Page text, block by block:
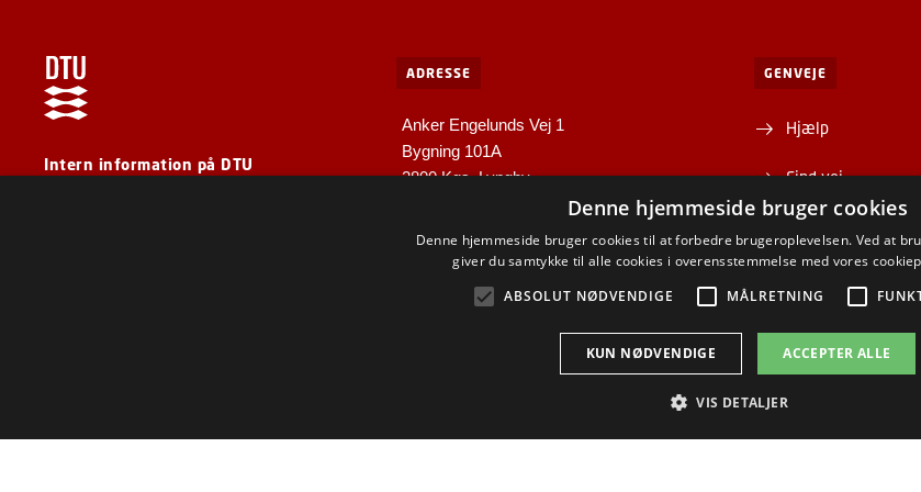
Intern information på DTU
ADRESSE
Anker Engelunds Vej 1
Bygning 101A
2800 Kgs. Lyngby
GENVEJE
Hjælp
Find vej
Institutter og
INSTAGRAM LINKEDIN
Denne hjemmeside bruger cookies
Denne hjemmeside bruger cookies til at forbedre brugeroplevelsen. Ved at
giver du samtykke til alle cookies i overensstemmelse med vores
ABSOLUT NØDVENDIGE
MÅLRETNING
ACCEPTER ALLE
KUN NØDVENDIGE
VIS DETALJER